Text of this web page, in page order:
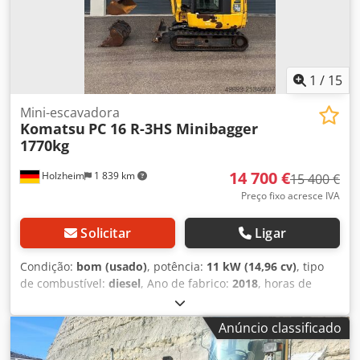
Cjdpfx Akexwwzdoqsha
1 / 15
Holzheim 1 839 km
Mini-escavadora
Komatsu PC 16 R-3HS Minibagger
1770kg
14 700 €15 400 €
Preço fixo acresce IVA
Solicitar Ligar
Condição: bom (usado), potência: 11 kW (14,96 cv), tipo
de combustível: diesel, Ano de fabrico: 2018, horas de
, Transmissão: Lagarta Peso vazio:
1.770 kg Marca do motor: Komatsu Certificação CE: sim
Condição técnica: boa Condição visual: boa Número de
série: N345 Dimensões de transporte (C x L x A): aprox.
Anúncio classificado